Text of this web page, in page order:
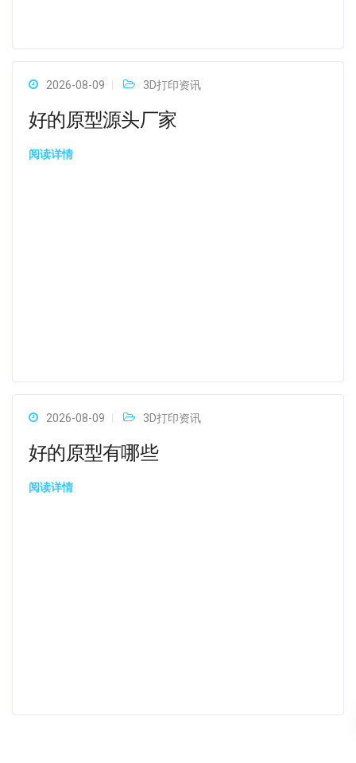
2026-08-09 3D打印资讯
好的原型源头厂家
阅读详情
2026-08-09 3D打印资讯
好的原型有哪些
阅读详情